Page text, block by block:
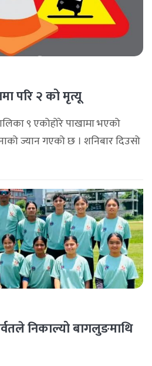
परि २ को मृत्यू
९ एकोहोरे पाखामा भएको
ज्यान गएको छ । शनिबार दिउसो
गरेको ध १ त ७२७३ नम्मरको [...]
निकाल्यो बागलुङमाथि